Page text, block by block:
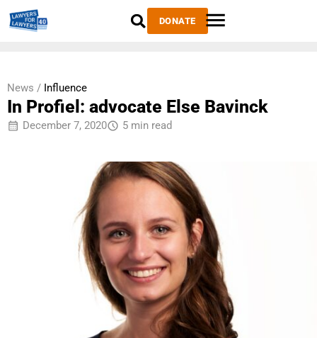
DONATE
News / Influence
In Profiel: advocate Else Bavinck
December 7, 2020 5 min read